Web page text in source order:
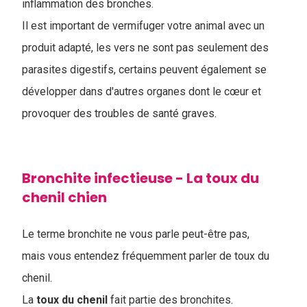
inflammation des bronches.
Il est important de vermifuger votre animal avec un
produit adapté, les vers ne sont pas seulement des
parasites digestifs, certains peuvent également se
développer dans d'autres organes dont le cœur et
provoquer des troubles de santé graves.
Bronchite infectieuse - La toux du
chenil chien
Le terme bronchite ne vous parle peut-être pas,
mais vous entendez fréquemment parler de toux du
chenil.
La toux du chenil fait partie des bronchites.